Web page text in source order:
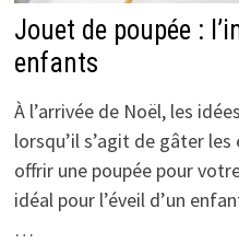
Jouet de poupée :
enfants
À l’arrivée de Noël, les
lorsqu’il s’agit de gâter
offrir une poupée pour
idéal pour l’éveil d’un
…